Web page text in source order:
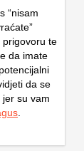
“nisam
prigovoru te
da imate
da se
su vam